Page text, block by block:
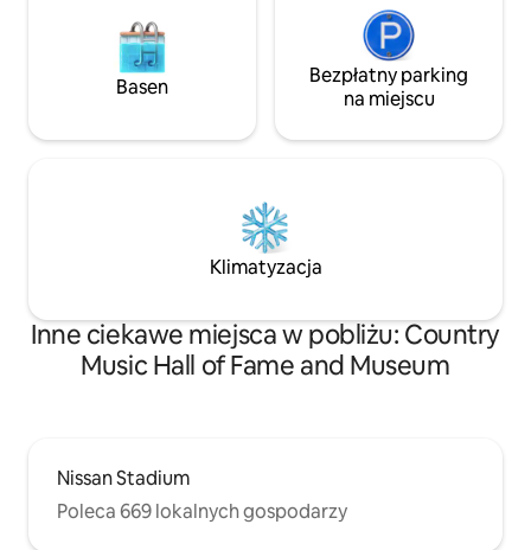
Basen
Bezpłatny parking
na miejscu
Klimatyzacja
Inne ciekawe miejsca w pobliżu: Country
Music Hall of Fame and Museum
Nissan Stadium
Poleca 669 lokalnych gospodarzy